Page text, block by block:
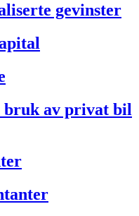
gevinster
bruk av privat bil